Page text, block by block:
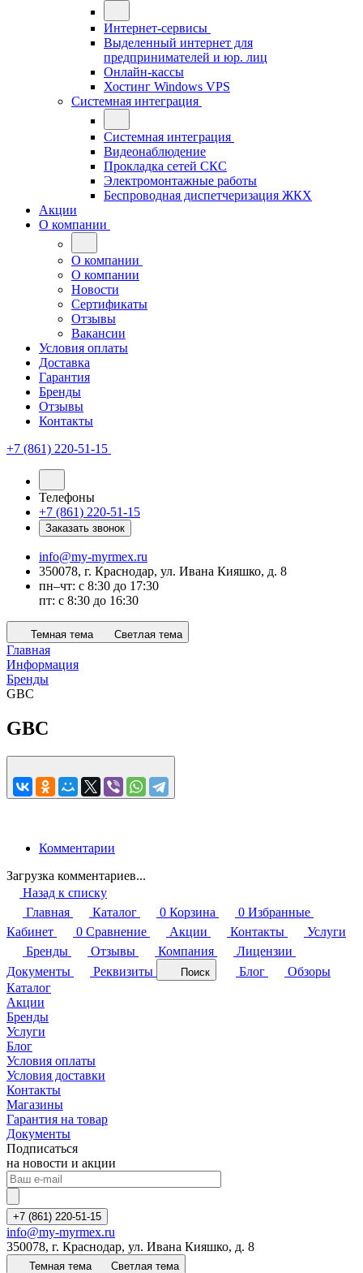
Интернет-сервисы
Выделенный интернет для
предпринимателей и юр. лиц
Онлайн-кассы
Хостинг Windows VPS
Системная интеграция
Системная интеграция
Видеонаблюдение
Прокладка сетей СКС
Электромонтажные работы
Беспроводная диспетчеризация ЖКХ
Акции
О компании
О компании
О компании
Новости
Сертификаты
Отзывы
Вакансии
Условия оплаты
Доставка
Гарантия
Бренды
Отзывы
Контакты
+7 (861) 220-51-15
Телефоны
+7 (861) 220-51-15
Заказать звонок
info@my-myrmex.ru
350078, г. Краснодар, ул. Ивана Кияшко, д. 8
пн–чт: с 8:30 до 17:30
пт: с 8:30 до 16:30
Темная тема Светлая тема
Главная
Информация
Бренды
GBC
GBC
Комментарии
Загрузка комментариев...
Назад к списку
Главная
Каталог 0 Корзина 0 Избранные
Кабинет
0 Сравнение Акции Контакты
Услуги
Бренды
Отзывы Компания
Лицензии
Документы
Реквизиты Поиск Блог
Обзоры
Каталог
Акции
Бренды
Услуги
Блог
Условия оплаты
Условия доставки
Контакты
Магазины
Гарантия на товар
Документы
Подписаться
на новости и акции
+7 (861) 220-51-15
info@my-myrmex.ru
350078, г. Краснодар, ул. Ивана Кияшко, д. 8
Темная тема Светлая тема